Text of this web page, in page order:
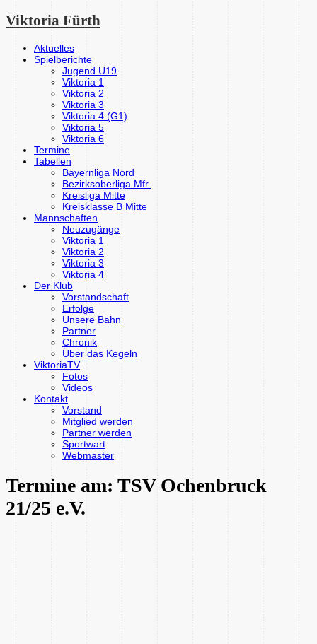
Viktoria Fürth
Aktuelles
Spielberichte
Jugend U19
Viktoria 1
Viktoria 2
Viktoria 3
Viktoria 4 (G1)
Viktoria 5
Viktoria 6
Termine
Tabellen
Bayernliga Nord
Bezirksoberliga Mfr.
Kreisliga Mitte
Kreisklasse B Mitte
Mannschaften
Neuzugänge
Viktoria 1
Viktoria 2
Viktoria 3
Viktoria 4
Der Klub
Vorstandschaft
Erfolge
Unsere Bahn
Partner
Chronik
Über das Kegeln
ViktoriaTV
Fotos
Videos
Kontakt
Vorstand
Mitglied werden
Partner werden
Sportwart
Webmaster
Termine am: TSV Ochenbruck
21/25 e.V.